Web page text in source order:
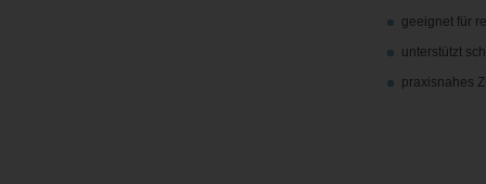
geeignet für
unterstützt
praxisnahes